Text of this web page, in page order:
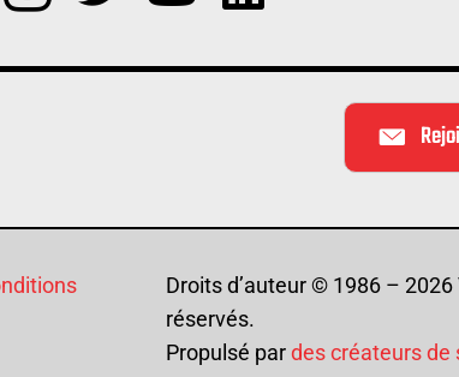
Droits d’auteur © 1986 –
réservés.
Propulsé pardes créateurs de